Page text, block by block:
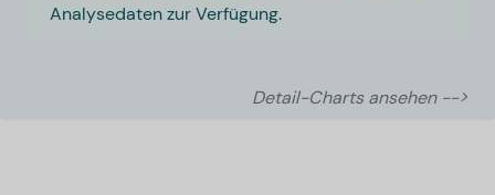
Analysedaten zur Verfügung.
Detail-Charts ansehen -->